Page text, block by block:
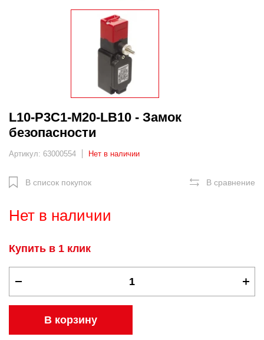
L10-P3C1-M20-LB10 - Замок
безопасности
Артикул: 63000554 Нет в наличии
В список покупок В сравнение
Нет в наличии
Купить в 1 клик
В корзину